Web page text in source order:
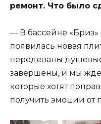
ремонт. Что было
— В бассейне
появилась новая
переделаны
завершены, и мы
которые хотят
получить эмоции от